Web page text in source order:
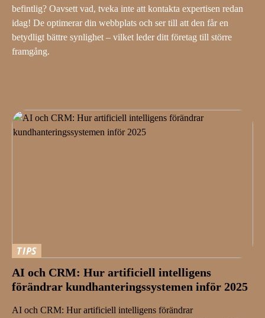
befintlig? Oavsett vad, tveka inte att kontakta expertisen redan
idag! De optimerar din webbplats och ser till att den får en
betydligt bättre synlighet – vilket leder ditt företag till större
framgång.
TIPS
AI och CRM: Hur artificiell intelligens
förändrar kundhanteringssystemen inför 2025
AI och CRM: Hur artificiell intelligens förändrar